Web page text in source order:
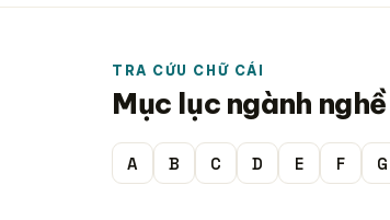
TRA CỨU CHỮ CÁI
Mục lục ngành
A B C D E F G